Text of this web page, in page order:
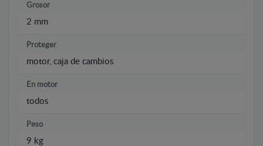
Grosor
2 mm
Proteger
motor, caja de cambios
En motor
todos
Peso
9 kg